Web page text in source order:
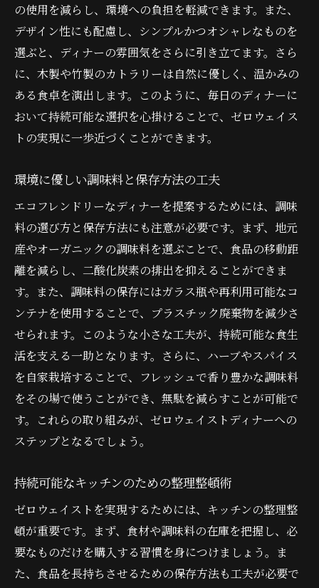
家族で取り組むゼロウェイストディナーの
方法
環境教育としてのゼロウェイストディナー
日常生活に取り入れるゼロウェイスト思考
小さな習慣がもたらす大きな変革
持続可能な未来のためのコミュニティ活動
プ
ゼロウェイストを意識した食材の選び方
環境に配慮した調理法の実践
ディナー中のエネルギー消費を抑える工夫
プラスチックフリーの食事を目指すヒント
廃棄物を減らすための食後の整理整頓術
未来を見据えたエコフレンドリーディナー
の提案
特別な時間を創るゼロウェイストディナーの工
夫
ゼロウェイストディナーのためのプランニ
ング
演出
会話が弾む食卓作りのアイデア
家庭で楽しむエコフレンドリーなおもてな
し
ゼロウェイストの精神を共有するディナー
の使用を減らし、環境への負担を軽減できます。また、
デザイン性にも配慮し、シンプルかつオシャレなものを
選ぶと、ディナーの雰囲気をさらに引き立てます。さら
に、木製や竹製のカトラリーは自然に優しく、温かみの
ある食卓を演出します。このように、毎日のディナーに
おいて持続可能な選択を心掛けることで、ゼロウェイス
トの実現に一歩近づくことができます。
環境に優しい調味料と保存方法の工夫
エコフレンドリーなディナーを提案するためには、調味
料の選び方と保存方法にも注意が必要です。まず、地元
産やオーガニックの調味料を選ぶことで、食品の移動距
離を減らし、二酸化炭素の排出を抑えることができま
す。また、調味料の保存にはガラス瓶や再利用可能なコ
ンテナを使用することで、プラスチック廃棄物を減少さ
せられます。このような小さな工夫が、持続可能な食生
活を支える一助となります。さらに、ハーブやスパイス
を自家栽培することで、フレッシュで香り豊かな調味料
をその場で使うことができ、無駄を減らすことが可能で
す。これらの取り組みが、ゼロウェイストディナーへの
ステップとなるでしょう。
持続可能なキッチンのための整理整頓術
ゼロウェイストを実現するためには、キッチンの整理整
頓が重要です。まず、食材や調味料の在庫を把握し、必
要なものだけを購入する習慣を身につけましょう。ま
た、食品を長持ちさせるための保存方法も工夫が必要で